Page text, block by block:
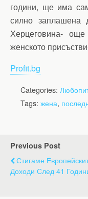
години, ще има
силно
Херцеговина-
женското
Profit.bg
Categories:
Tags: жена,
Previous Post
Стигаме
Доходи След 41